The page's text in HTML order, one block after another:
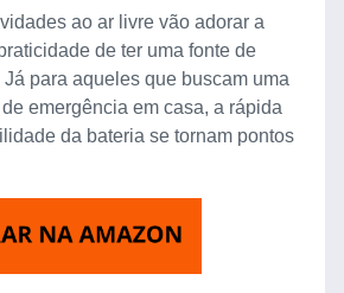
ao ar livre vão adorar a
de ter uma fonte de
para aqueles que buscam uma
emergência em casa, a rápida
da bateria se tornam pontos